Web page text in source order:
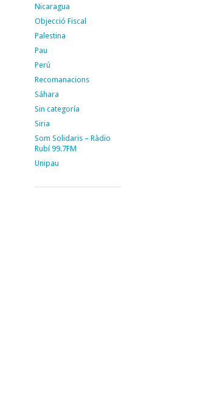
Nicaragua
Objecció Fiscal
Palestina
Pau
Perú
Recomanacions
Sáhara
Sin categoría
Siria
Som Solidaris – Ràdio
Rubí 99.7FM
Unipau